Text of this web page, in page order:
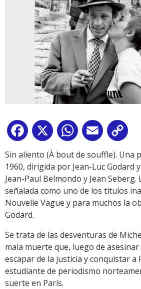
Facebook
X WhatsApp
Email
Sin aliento (À bout de souffle). Una
1960, dirigida por Jean-Luc Godard
Jean-Paul Belmondo y Jean Seberg.
señalada como uno de los títulos
Nouvelle Vague y para muchos la
Godard.
Se trata de las desventuras de
mala muerte que, luego de
escapar de la justicia y conquistar a
estudiante de periodismo
suerte en París.